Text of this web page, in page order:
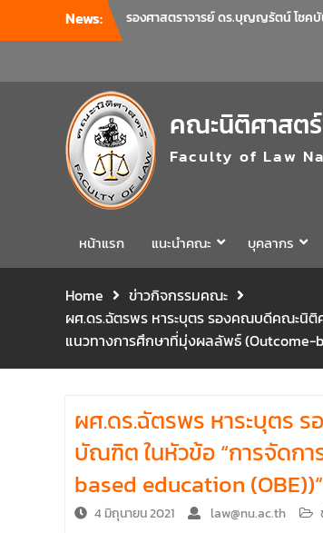
News:
รองศาสตราจารย์ ดร.บุญญรัตน์ โชค
เป็นการเตรียมพร้อมก่อนเปิดภาคเรีย
ศึกษา 2569 พร้อมด้วยรองคณบดีทุกฝ่า
ร่วมแจ้งนโยบายแนวทางการบริหารงา
ด้านของคณะ รวมทั้งการเตรียมความ
จัดการเรียนการสอนรายวิชาวิจัยทาง
และรายวิชาตรรกศาสตร์และการเขียนใน
นิติศาสตร์ ณ ห้องประชุมชั้น 3 อาคารค
คณะนิติศาสตร์ มหาวิทยาลัยนเรศวร จัด
โครงการเตรียมความพร้อมเพื่อรับมือ
2-311 อาคารปราบไตรจักร 2 มหาวิทยาลั
นเรศวร โดยกิจกรรมดังกล่าวจัดขึ้นส
บุคลากรที่ปฏิบัติงาน ณ กลุ่มอาคารอุ
คณะนิติศาสตร์ มหาวิทยาลัยนเรศวร
โครงการปฐมนิเทศและพบผู้ปกครอง ปร
การศึกษา 2569 โดยได้รับเกียรติจาก ร
ศาสตราจารย์ ดร.บุญญรัตน์ โชคบันดา
คณบดีคณะนิติศาสตร์ ให้เกียรติเป็นประ
พิธีเปิด พร้อมกล่าวต้อนรับและให้โอว
คณะนิติศาสตร์
Faculty of Law
หน้าแรก แนะนำคณะ บุคลากร
Home
ข่าวกิจกรรมคณะ
ผศ.ดร.ฉัตรพร หาระบุตร รองคณบดีคณะนิติ
แนวทางการศึกษาที่มุ่งผลลัพธ์ (Outcome-
ผศ.ดร.ฉัตรพร หาระบุตร
บัณฑิต ในหัวข้อ “การจัดก
based education (OBE))”
4 มิถุนายน 2021 law@nu.ac.th